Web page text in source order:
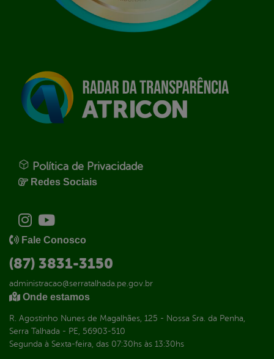
Política de Privacidade
Redes Sociais
Fale Conosco
(87) 3831-3150
administracao@serratalhada.pe.gov.br
Onde estamos
R. Agostinho Nunes de Magalhães, 125 - Nossa Sra. da Penha,
Serra Talhada - PE, 56903-510
Segunda à Sexta-feira, das 07:30hs às 13:30hs